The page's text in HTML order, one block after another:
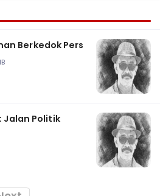
Berkedok Pers
Jalan Politik